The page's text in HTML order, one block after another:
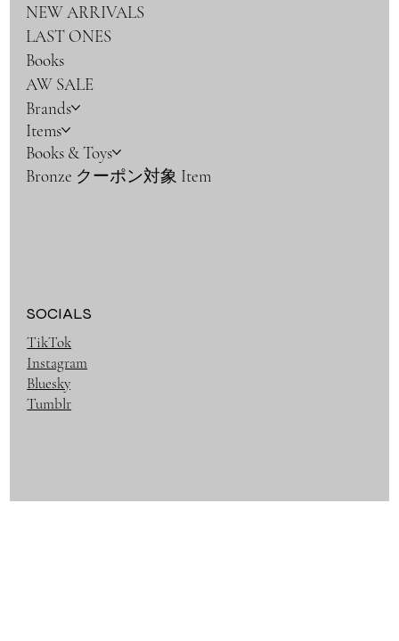
NEW ARRIVALS
LAST ONES
Books
AW SALE
Brands
Items
Books & Toys
Bronze クーポン対象 Item
SOCIALS
TikTok
Instagram
Bluesky
Tumblr